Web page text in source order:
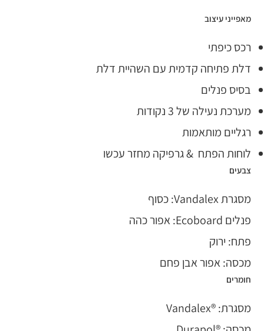
מאפייני עיצוב
רכס כיפתי
דלת פתיחה קדמית עם השהיית דלת
בסיס פנלים
מערכת נעילה של 3 נקודות
רגליים מותאמות
לוחות הפתח & גרפיקה מחזר עכשו
צבעים
מסגרת Vandalex: כסוף
פנלים Ecoboard: אפור כהה
פתח: ירוק
מכסה: אפור אבן פחם
חומרים
מסגרת: ®Vandalex